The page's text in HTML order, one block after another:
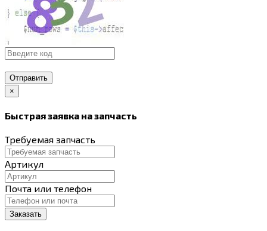
Отправить
×
Быстрая заявка на запчасть
Требуемая запчасть
Артикул
Почта или телефон